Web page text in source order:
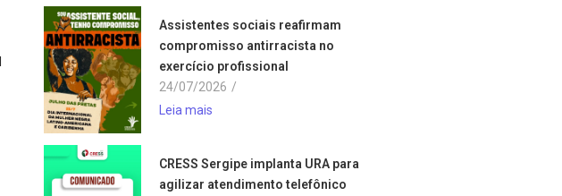
Assistentes sociais reafirmam
compromisso antirracista no
exercício profissional
24/07/2026 /
Leia mais
CRESS Sergipe implanta URA para
agilizar atendimento telefônico